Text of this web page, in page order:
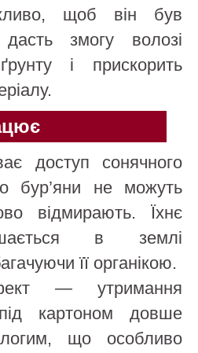
щоб він був
змогу волозі
і прискорить
доступ сонячного
бур’яни не можуть
відмирають. Їхнє
в землі
її органікою.
— утримання
картоном довше
що особливо